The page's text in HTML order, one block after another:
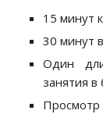
15 минут
30 минут
Один
занятия в